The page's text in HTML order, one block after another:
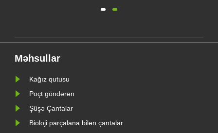
təqdim etdi. Ənənəvi plastik
Məhsullar
Kağız qutusu
Poçt göndərən
Şüşə Çantalar
Bioloji parçalana bilən çantalar